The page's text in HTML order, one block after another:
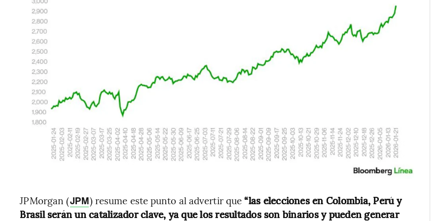
JPMorgan (JPM) resume este punto al advertir que“las elecciones en Colombia, Perú y
Brasil serán un catalizador clave, ya que los resultados son binarios y pueden generar